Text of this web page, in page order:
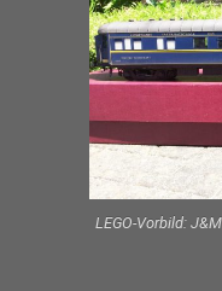
LEGO-Vorbild: